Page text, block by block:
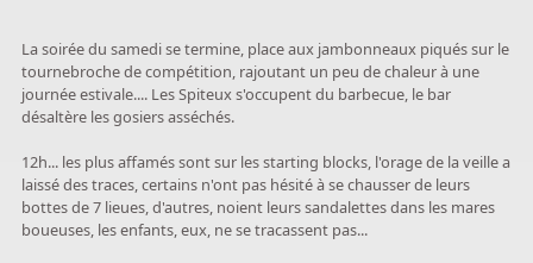
La soirée du samedi se termine, place aux jambonneaux piqués sur le
tournebroche de compétition, rajoutant un peu de chaleur à une
journée estivale.... Les Spiteux s'occupent du barbecue, le bar
désaltère les gosiers asséchés.
12h... les plus affamés sont sur les starting blocks, l'orage de la veille a
laissé des traces, certains n'ont pas hésité à se chausser de leurs
bottes de 7 lieues, d'autres, noient leurs sandalettes dans les mares
boueuses, les enfants, eux, ne se tracassent pas...